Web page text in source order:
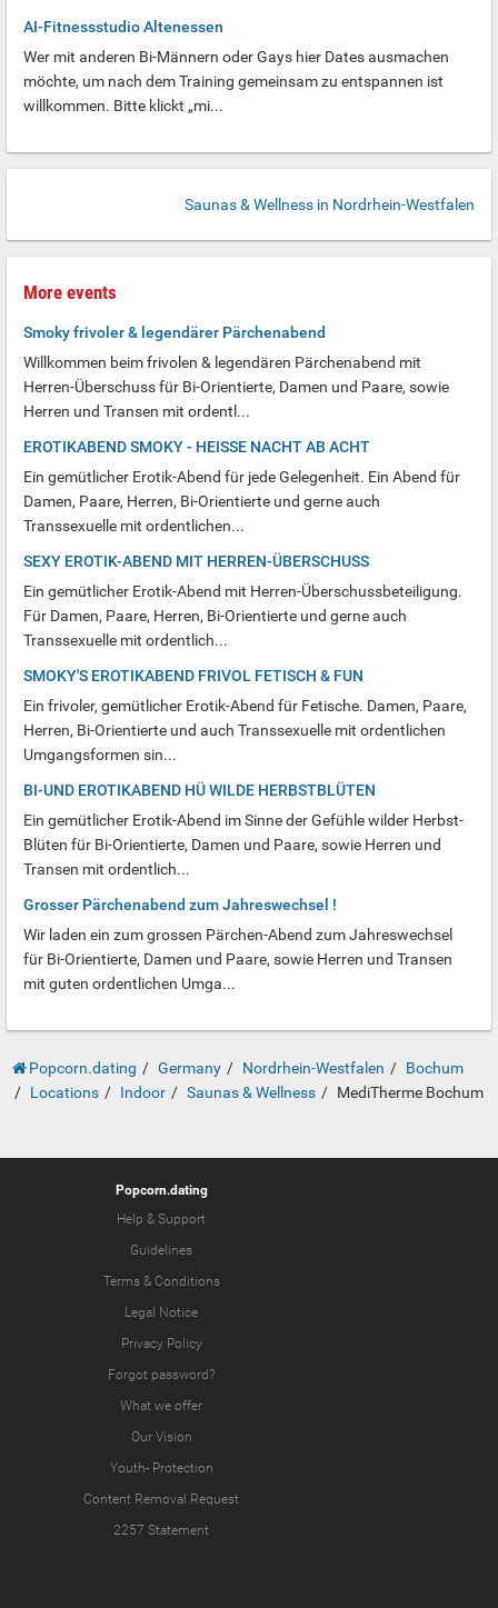
AI-Fitnessstudio Altenessen
Wer mit anderen Bi-Männern oder Gays hier Dates ausmachen
möchte, um nach dem Training gemeinsam zu entspannen ist
willkommen. Bitte klickt „mi...
Saunas & Wellness in Nordrhein-Westfalen
More events
Smoky frivoler & legendärer Pärchenabend
Willkommen beim frivolen & legendären Pärchenabend mit
Herren-Überschuss für Bi-Orientierte, Damen und Paare, sowie
Herren und Transen mit ordentl...
EROTIKABEND SMOKY - HEISSE NACHT AB ACHT
Ein gemütlicher Erotik-Abend für jede Gelegenheit. Ein Abend für
Damen, Paare, Herren, Bi-Orientierte und gerne auch
Transsexuelle mit ordentlichen...
SEXY EROTIK-ABEND MIT HERREN-ÜBERSCHUSS
Ein gemütlicher Erotik-Abend mit Herren-Überschussbeteiligung.
Für Damen, Paare, Herren, Bi-Orientierte und gerne auch
Transsexuelle mit ordentlich...
SMOKY'S EROTIKABEND FRIVOL FETISCH & FUN
Ein frivoler, gemütlicher Erotik-Abend für Fetische. Damen, Paare,
Herren, Bi-Orientierte und auch Transsexuelle mit ordentlichen
Umgangsformen sin...
BI-UND EROTIKABEND HÜ WILDE HERBSTBLÜTEN
Ein gemütlicher Erotik-Abend im Sinne der Gefühle wilder Herbst-
Blüten für Bi-Orientierte, Damen und Paare, sowie Herren und
Transen mit ordentlich...
Grosser Pärchenabend zum Jahreswechsel !
Wir laden ein zum grossen Pärchen-Abend zum Jahreswechsel
für Bi-Orientierte, Damen und Paare, sowie Herren und Transen
mit guten ordentlichen Umga...
Popcorn.dating Germany Nordrhein-Westfalen
Bochum
Locations
Indoor Saunas & Wellness MediTherme Bochum
Popcorn.dating
Help & Support
Guidelines
Terms & Conditions
Legal Notice
Privacy Policy
Forgot password?
What we offer
Our Vision
Youth- Protection
Content Removal Request
2257 Statement